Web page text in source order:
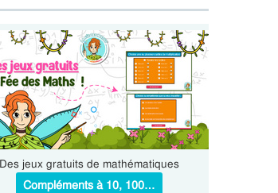
Des jeux gratuits de mathématiques
Compléments à 10, 100…